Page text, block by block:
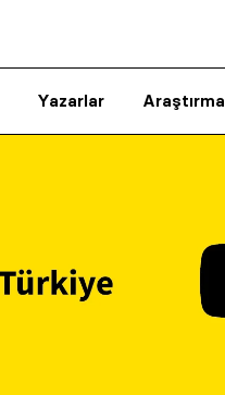
Yazarlar Araştırma